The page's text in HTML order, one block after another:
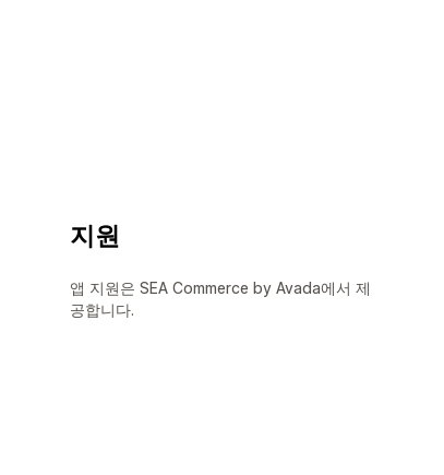
지원
앱 지원은 SEA Commerce by Avada에서 제
공합니다.